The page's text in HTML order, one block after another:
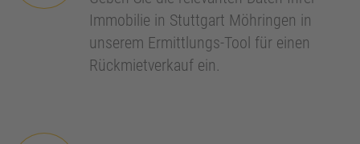
Immobilie in Stuttgart Möhringen in
unserem Ermittlungs-Tool für einen
Rückmietverkauf ein.